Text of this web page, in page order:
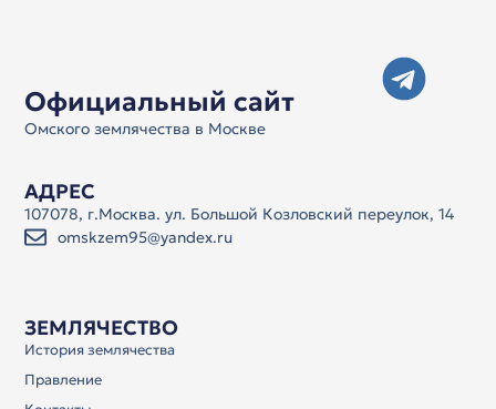
Официальный сайт
Омского землячества в Москве
ЗЕМЛЯЧЕСТВО
История землячества
Правление
АДРЕС
107078, г.Москва. ул. Большой Козловский переулок, 14
omskzem95@yandex.ru